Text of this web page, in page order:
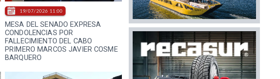
MESA DEL SENADO EXPRESA
CONDOLENCIAS POR
FALLECIMIENTO DEL CABO
PRIMERO MARCOS JAVIER COSME
BARQUERO
19/07/2026 11:00